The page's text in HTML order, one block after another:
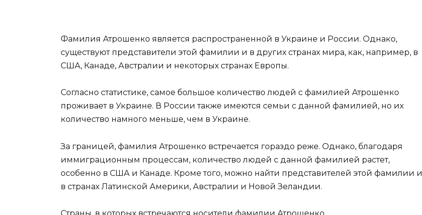
Фамилия Атрошенко является распространенной в Украине и России. Однако,
существуют представители этой фамилии и в других странах мира, как, например, в
США, Канаде, Австралии и некоторых странах Европы.
Согласно статистике, самое большое количество людей с фамилией Атрошенко
проживает в Украине. В России также имеются семьи с данной фамилией, но их
количество намного меньше, чем в Украине.
За границей, фамилия Атрошенко встречается гораздо реже. Однако, благодаря
иммиграционным процессам, количество людей с данной фамилией растет,
особенно в США и Канаде. Кроме того, можно найти представителей этой фамилии и
в странах Латинской Америки, Австралии и Новой Зеландии.
Страны, в которых встречаются носители фамилии Атрошенко